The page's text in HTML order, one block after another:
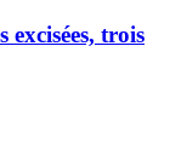
trois